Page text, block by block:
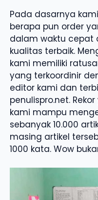
Pada dasarnya
berapa pun order
dalam waktu cepat
kualitas terbaik.
kami memiliki
yang terkoordinir
editor kami dan
penulispro.net.
kami mampu
sebanyak 10.000
masing artikel
1000 kata. Wow